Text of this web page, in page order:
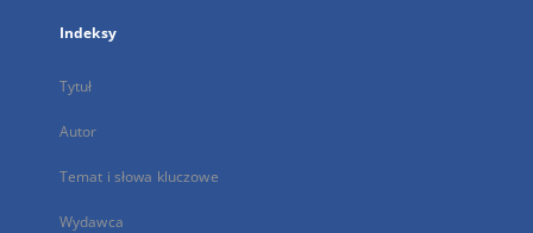
Indeksy
Tytuł
Autor
Temat i słowa kluczowe
Wydawca